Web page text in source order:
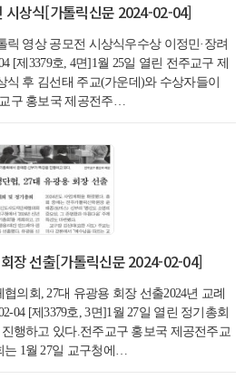
시상식[가톨릭신문 2024-02-04]
릭 영상 공모전 시상식우수상 이정민·장려
[제3379호, 4면]1월 25일 열린 전주교구 제
식 후 김선태 주교(가운데)와 수상자들이
구 홍보국 제공전주…
장 선출[가톨릭신문 2024-02-04]
의회, 27대 유광용 회장 선출2024년 교례
04 [제3379호, 3면]1월 27일 열린 정기총회
행하고 있다.전주교구 홍보국 제공전주교
는 1월 27일 교구청에…